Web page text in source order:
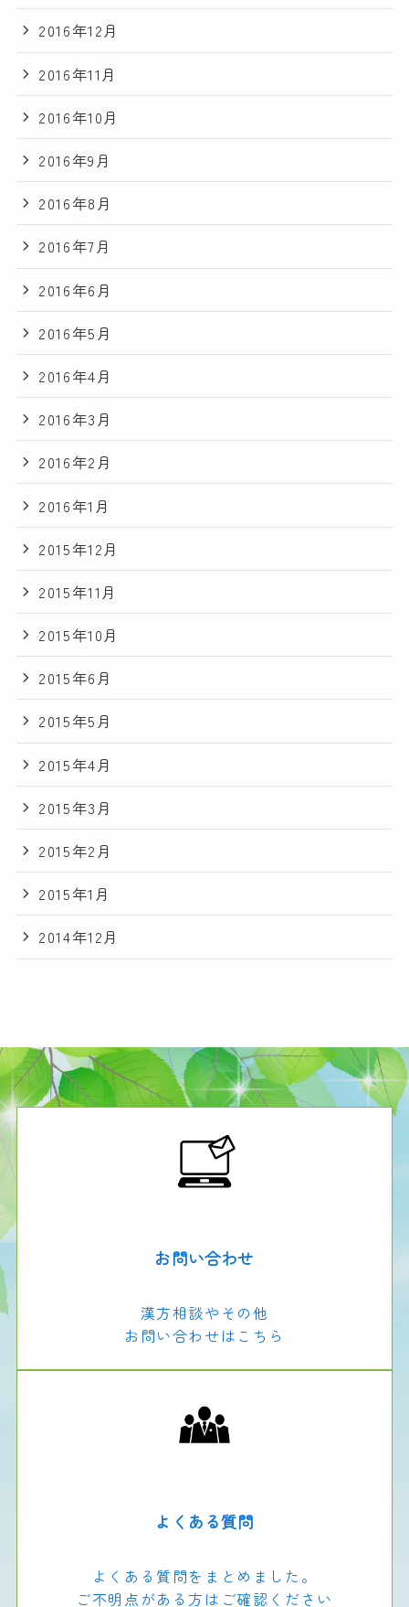
2016年12月
2016年11月
2016年10月
2016年9月
2016年8月
2016年7月
2016年6月
2016年5月
2016年4月
2016年3月
2016年2月
2016年1月
2015年12月
2015年11月
2015年10月
2015年6月
2015年5月
2015年4月
2015年3月
2015年2月
2015年1月
2014年12月
お問い合わせ
漢方相談やその他
お問い合わせはこちら
よくある質問
よくある質問をまとめました。
ご不明点がある方はご確認ください